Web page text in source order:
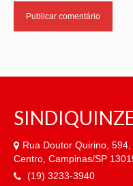
Rua Doutor Quirino, 594,
Centro, Campinas/SP
(19) 3233-3940